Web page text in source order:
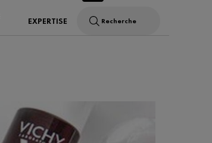
EXPERTISE Recherche